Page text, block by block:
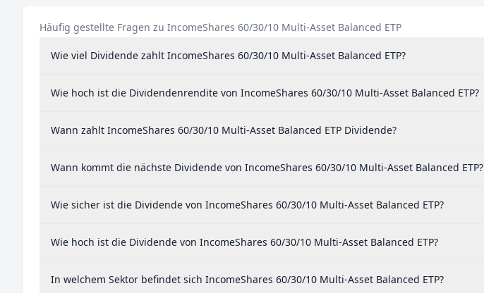
Häufig gestellte Fragen zu IncomeShares 60/30/10 Multi-Asset Balanced ETP
Wie viel Dividende zahlt IncomeShares 60/30/10 Multi-Asset Balanced ETP?
Wie hoch ist die Dividendenrendite von IncomeShares 60/30/10 Multi-Asset Balanced ETP?
Wann zahlt IncomeShares 60/30/10 Multi-Asset Balanced ETP Dividende?
Wann kommt die nächste Dividende von IncomeShares 60/30/10 Multi-Asset Balanced ETP?
Wie sicher ist die Dividende von IncomeShares 60/30/10 Multi-Asset Balanced ETP?
Wie hoch ist die Dividende von IncomeShares 60/30/10 Multi-Asset Balanced ETP?
In welchem Sektor befindet sich IncomeShares 60/30/10 Multi-Asset Balanced ETP?